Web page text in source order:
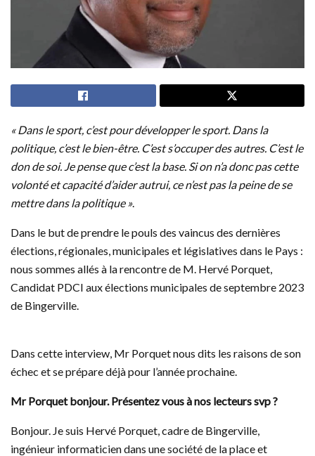
« Dans le sport, c’est pour développer le sport. Dans la
politique, c’est le bien-être. C’est s’occuper des autres. C’est le
don de soi. Je pense que c’est la base. Si on n’a donc pas cette
volonté et capacité d’aider autrui, ce n’est pas la peine de se
mettre dans la politique ».
Dans le but de prendre le pouls des vaincus des dernières
élections, régionales, municipales et législatives dans le Pays :
nous sommes allés à la rencontre de M. Hervé Porquet,
Candidat PDCI aux élections municipales de septembre 2023
de Bingerville.
Dans cette interview, Mr Porquet nous dits les raisons de son
échec et se prépare déjà pour l’année prochaine.
Mr Porquet bonjour. Présentez vous à nos lecteurs svp ?
Bonjour. Je suis Hervé Porquet, cadre de Bingerville,
ingénieur informaticien dans une société de la place et